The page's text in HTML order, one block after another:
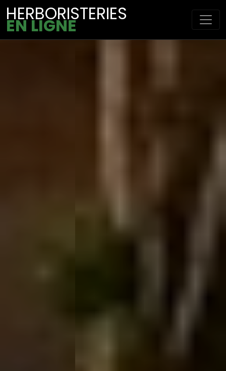
HERBORISTERIES
EN LIGNE